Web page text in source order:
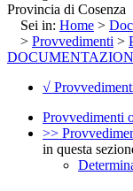
Provincia di Cosenza
Sei in: Home >
> Provvedimenti >
√
Provvedimenti
>>
in questa